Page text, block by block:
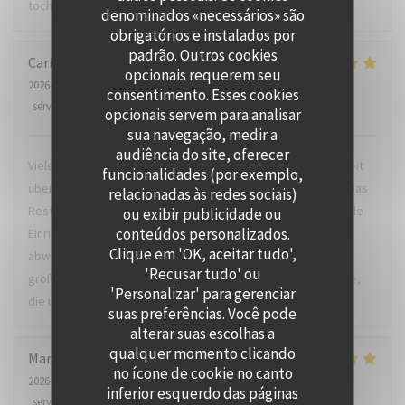
denominados «necessários» são
obrigatórios e instalados por
padrão. Outros cookies
opcionais requerem seu
consentimento. Esses cookies
opcionais servem para analisar
sua navegação, medir a
audiência do site, oferecer
funcionalidades (por exemplo,
relacionadas às redes sociais)
ou exibir publicidade ou
conteúdos personalizados.
Clique em 'OK, aceitar tudo',
'Recusar tudo' ou
'Personalizar' para gerenciar
suas preferências. Você pode
alterar suas escolhas a
qualquer momento clicando
no ícone de cookie no canto
inferior esquerdo das páginas
toch niet zo gratis als gedacht. Viel wel zwaar tegen.
Carina
2026-07-21
- 18:30 - guests 2
service
ambience /5 quality_price
Vielen Dank für den sehr sehr schönen Abend. Für uns, die seit
über 20 Jahren auf die Insel kommen, ein echter Mehrwert. Das
Restaurant besticht unter anderem durch die geschmackvolle
Einrichtung und die offene Küche. Tolle ausgefallene Karte,
abwechslungsreiches Menü, Regionale Produkte und ein
großartiger Service. Einen herzlichen Dank auch an die Küche,
die uns eine Gaumenfreude beschert hat.
Marie-ChristineS
2026-07-22
- 18:00 - guests 2
service
ambience:5 /5 menu: 5/5 quality_price: